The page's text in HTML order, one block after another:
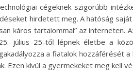
cégeknek szigorúbb
hirdetett meg. A hatóság
káros tartalommal” az
július 25-től lépnek életbe a
a fiatalok hozzáférését
Ezen kívül a gyermekeket meg kell